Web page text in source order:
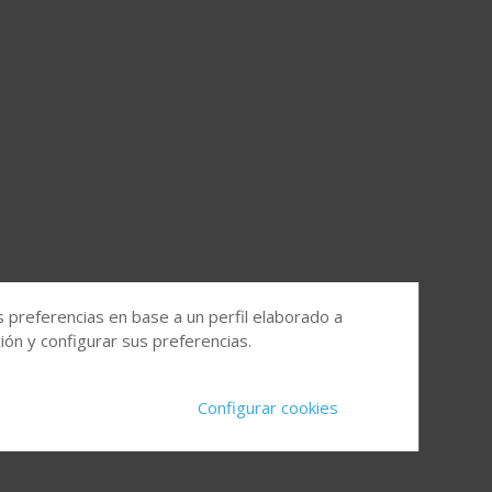
en base a un perfil elaborado a
y configurar sus preferencias.
Configurar cookies